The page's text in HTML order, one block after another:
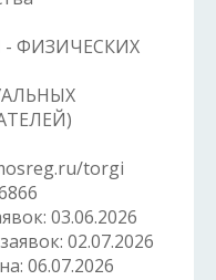
ФИЗИЧЕСКИХ
torgi
03.06.2026
02.07.2026
06.07.2026